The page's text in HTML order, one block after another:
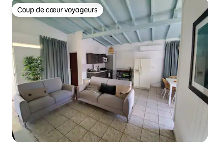
Coup de cœur voyageurs
Coup de cœur voyageurs